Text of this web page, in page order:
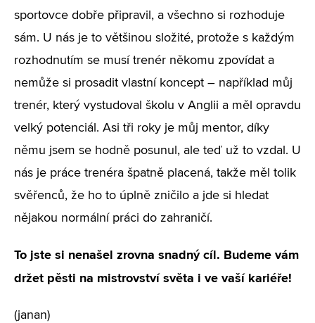
sportovce dobře připravil, a všechno si rozhoduje
sám. U nás je to většinou složité, protože s každým
rozhodnutím se musí trenér někomu zpovídat a
nemůže si prosadit vlastní koncept – například můj
trenér, který vystudoval školu v Anglii a měl opravdu
velký potenciál. Asi tři roky je můj mentor, díky
němu jsem se hodně posunul, ale teď už to vzdal. U
nás je práce trenéra špatně placená, takže měl tolik
svěřenců, že ho to úplně zničilo a jde si hledat
nějakou normální práci do zahraničí.
To jste si nenašel zrovna snadný cíl. Budeme vám
držet pěsti na mistrovství světa i ve vaší kariéře!
(janan)